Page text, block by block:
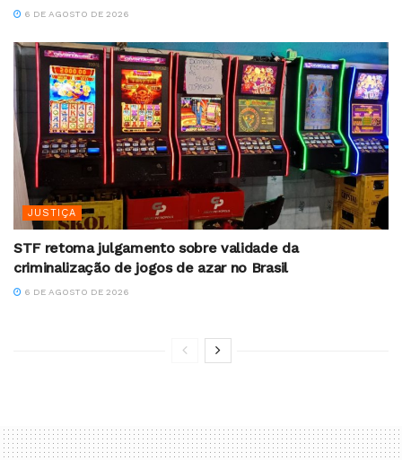
6 DE AGOSTO DE 2026
JUSTIÇA
STF retoma julgamento sobre validade da
criminalização de jogos de azar no Brasil
6 DE AGOSTO DE 2026